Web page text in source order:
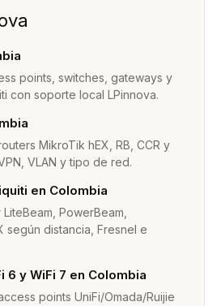
points, switches, gateways y
con soporte local LPinnova.
MikroTik hEX, RB, CCR y
VLAN y tipo de red.
en Colombia
PowerBeam,
según distancia, Fresnel e
6 y WiFi 7 en Colombia
points UniFi/Omada/Ruijie